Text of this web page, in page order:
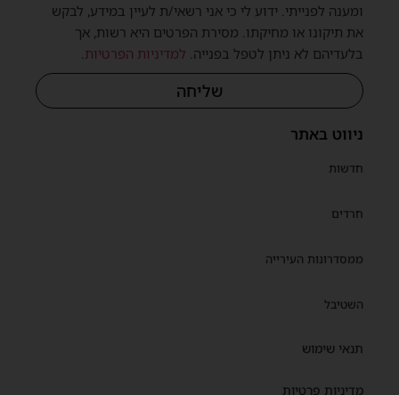
ניווט באתר
חדשות
חרדים
ממסדרונות העירייה
השטיבל
תנאי שימוש
מדיניות פרטיות
ומענה לפנייתי. ידוע לי כי אני רשאי/ת לעיין במידע, לבקש
את תיקונו או מחיקתו. מסירת הפרטים היא רשות, אך
בלעדיהם לא ניתן לטפל בפנייה. למדיניות הפרטיות.
שליחה